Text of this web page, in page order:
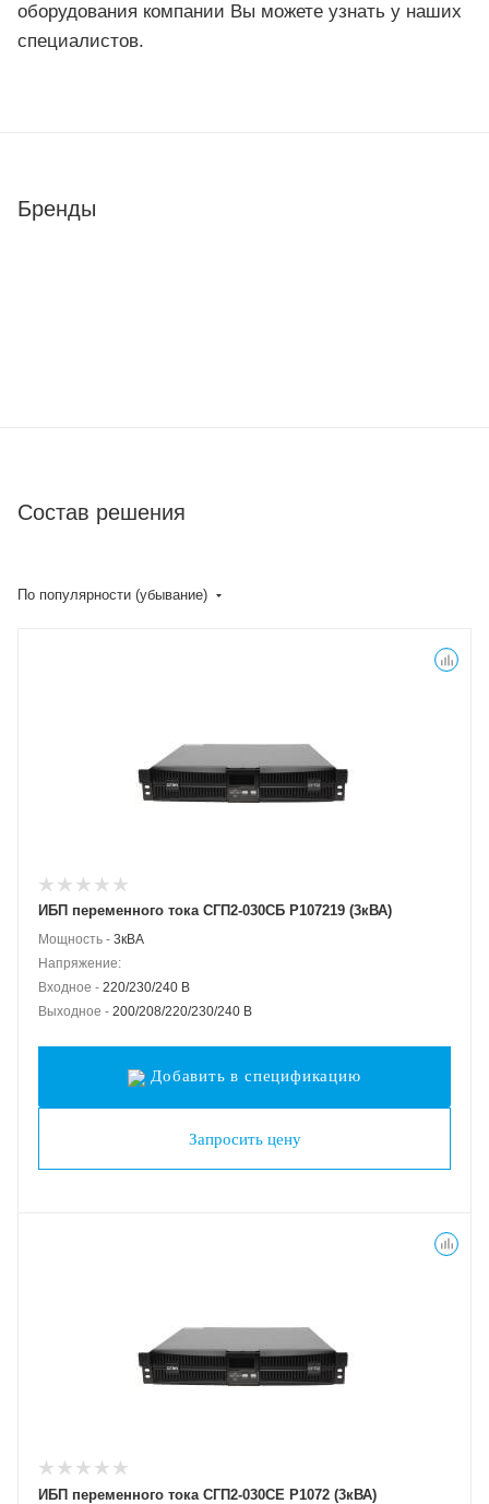
оборудования компании Вы можете узнать у наших
специалистов.
Бренды
Состав решения
По популярности (убывание)
ИБП переменного тока СГП2-030СБ Р107219 (3кВА)
Мощность - 3кВА
Напряжение:
Входное - 220/230/240 В
Выходное - 200/208/220/230/240 В
Добавить в спецификацию
Запросить цену
ИБП переменного тока СГП2-030СЕ Р1072 (3кВА)